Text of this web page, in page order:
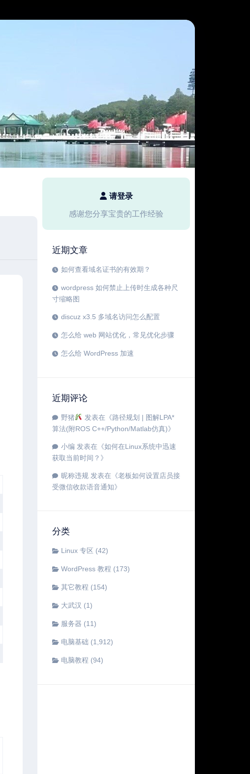
请登录
感谢您分享宝贵的工作经验
近期文章
如何查看域名证书的有效期？
wordpress 如何禁止上传时生成各种尺
寸缩略图
discuz x3.5 多域名访问怎么配置
怎么给 web 网站优化，常见优化步骤
怎么给 WordPress 加速
近期评论
野猪 发表在《路径规划 | 图解LPA*
算法(附ROS C++/Python/Matlab仿真)》
小编 发表在《如何在Linux系统中迅速
获取当前时间？ 》
昵称违规 发表在《老板如何设置店员接
受微信收款语音通知》
分类
Linux 专区 (42)
WordPress 教程 (173)
其它教程 (154)
大武汉 (1)
服务器 (11)
电脑基础 (1,912)
电脑教程 (94)